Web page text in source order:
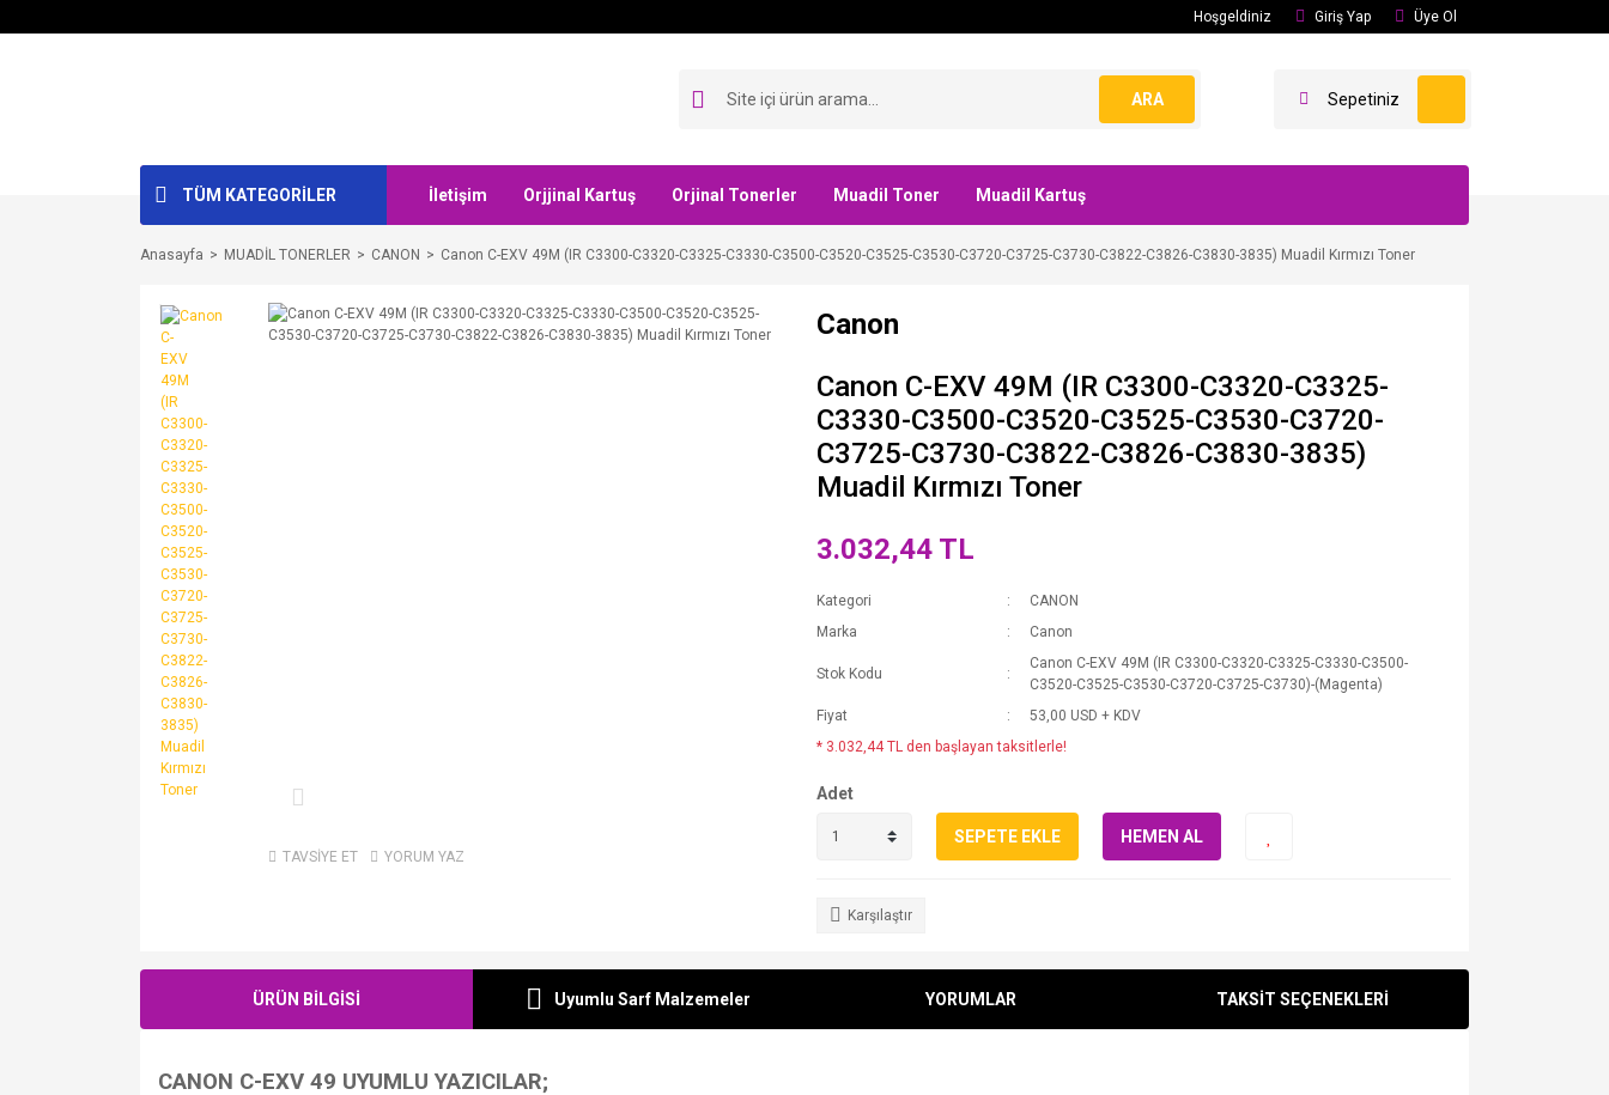
Hoşgeldiniz Giriş Yap Üye Ol
ARA Sepetiniz
TÜM KATEGORİLER İletişim Orjjinal Kartuş Orjinal Tonerler Muadil Toner Muadil Kartuş
Anasayfa MUADİL TONERLER CANON Canon C-EXV 49M (IR C3300-C3320-C3325-C3330-C3500-C3520-C3525-C3530-C3720-C3725-C3730-C3822-C3826-C3830-3835) Muadil Kırmızı Toner
TAVSİYE ET YORUM YAZ
Canon
Canon C-EXV 49M (IR C3300-C3320-C3325-
C3330-C3500-C3520-C3525-C3530-C3720-
C3725-C3730-C3822-C3826-C3830-3835)
Muadil Kırmızı Toner
3.032,44 TL
Kategori
CANON
Marka
Canon
Stok Kodu
Canon C-EXV 49M (IR C3300-C3320-C3325-C3330-C3500-
C3520-C3525-C3530-C3720-C3725-C3730)-(Magenta)
Fiyat
53,00 USD + KDV
* 3.032,44 TL den başlayan taksitlerle!
Adet
SEPETE EKLE HEMEN AL
Karşılaştır
ÜRÜN BİLGİSİ Uyumlu Sarf Malzemeler YORUMLAR TAKSİT SEÇENEKLERİ
CANON C-EXV 49 UYUMLU YAZICILAR;